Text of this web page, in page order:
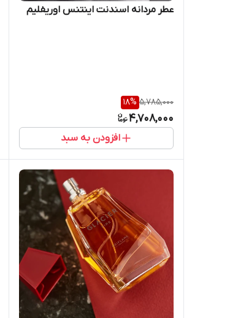
عطر مردانه اسندنت اینتنس اوریفلیم
5,785,000
18%
4,708,000
افزودن به سبد